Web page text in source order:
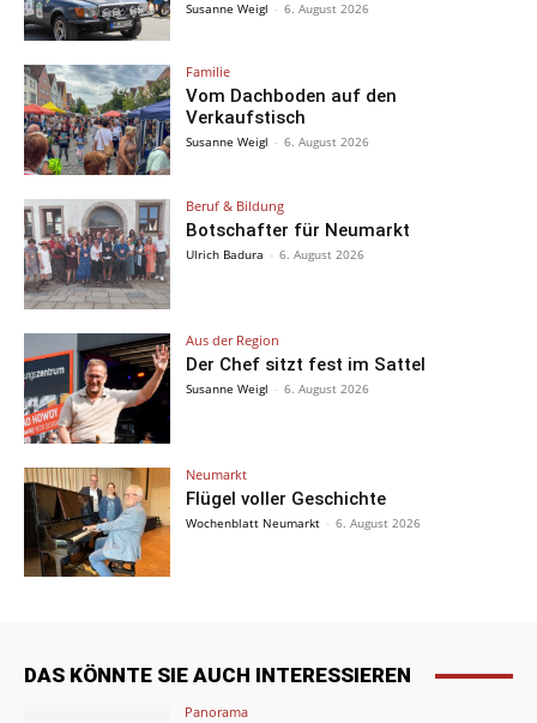
Susanne Weigl - 6. August 2026
Familie
Vom Dachboden auf den
Verkaufstisch
Susanne Weigl - 6. August 2026
Beruf & Bildung
Botschafter für Neumarkt
Ulrich Badura - 6. August 2026
Aus der Region
Der Chef sitzt fest im Sattel
Susanne Weigl - 6. August 2026
Neumarkt
Flügel voller Geschichte
Wochenblatt Neumarkt - 6. August 2026
DAS KÖNNTE SIE AUCH INTERESSIEREN
Panorama